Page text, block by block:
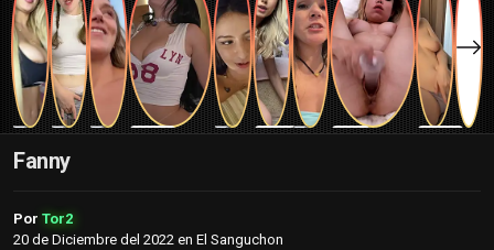
Fanny
Por Tor2
20 de Diciembre del 2022 en El Sanguchon